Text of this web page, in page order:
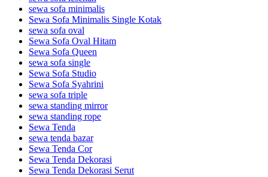
sewa sofa minimalis
Sewa Sofa Minimalis Single Kotak
sewa sofa oval
Sewa Sofa Oval Hitam
Sewa Sofa Queen
sewa sofa single
Sewa Sofa Studio
Sewa Sofa Syahrini
sewa sofa triple
sewa standing mirror
sewa standing rope
Sewa Tenda
sewa tenda bazar
Sewa Tenda Cor
Sewa Tenda Dekorasi
Sewa Tenda Dekorasi Serut